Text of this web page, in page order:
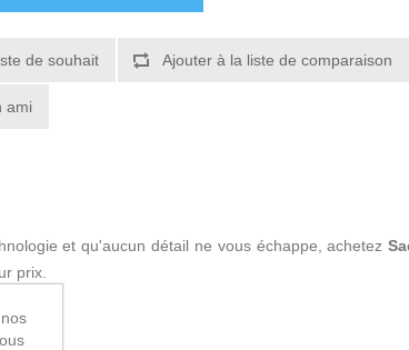
de souhait Ajouter à la liste de comparaison
ami
et qu'aucun détail ne vous échappe, achetez
prix.